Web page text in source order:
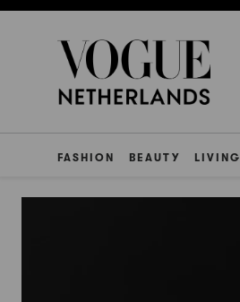
FASHION BEAUTY LIVING